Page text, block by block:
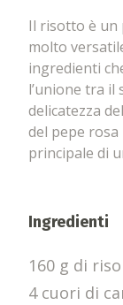
Il risotto è
molto
ingredienti
l’unione tra il
delicatezza
del pepe
principale di
Ingredienti
160 g di
4 cuori di